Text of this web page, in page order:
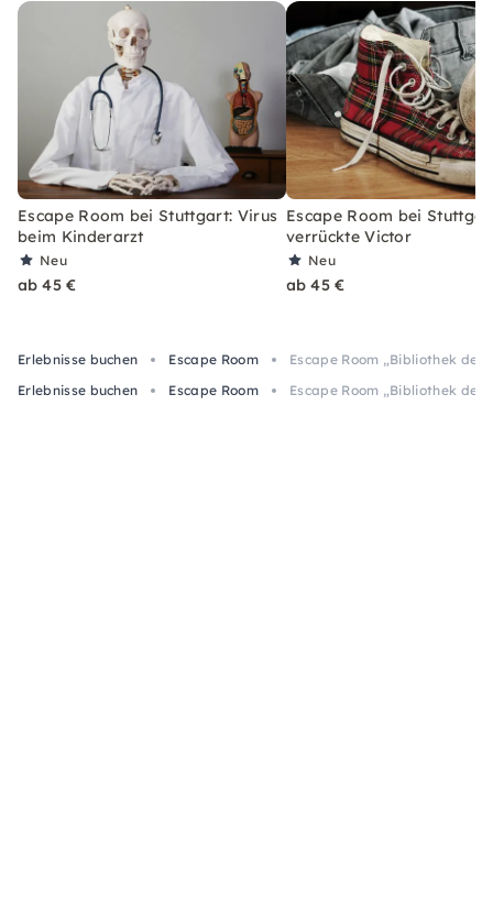
Escape Room bei Stuttgart: Virus
beim Kinderarzt
Neu
ab 45 €
Escape Room bei
verrückte Victor
Neu
ab 45 €
Erlebnisse buchen Escape Room
Escape Room „Bibliothek
Erlebnisse buchen
Escape Room Escape Room „Bibliothek